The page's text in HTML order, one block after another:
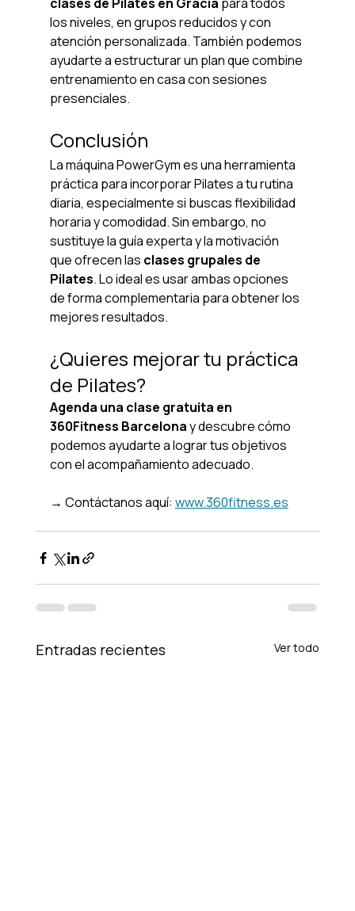
los niveles, en grupos reducidos y con
atención personalizada. También podemos
ayudarte a estructurar un plan que combine
entrenamiento en casa con sesiones
presenciales.
Conclusión
La máquina PowerGym es una herramienta
práctica para incorporar Pilates a tu rutina
diaria, especialmente si buscas flexibilidad
horaria y comodidad. Sin embargo, no
sustituye la guía experta y la motivación
que ofrecen las clases grupales de
Pilates. Lo ideal es usar ambas opciones
de forma complementaria para obtener los
mejores resultados.
¿Quieres mejorar tu práctica
de Pilates?
Agenda una clase gratuita en
360Fitness Barcelona y descubre cómo
podemos ayudarte a lograr tus objetivos
con el acompañamiento adecuado.
→ Contáctanos aquí: www.360fitness.es
Entradas recientes Ver todo